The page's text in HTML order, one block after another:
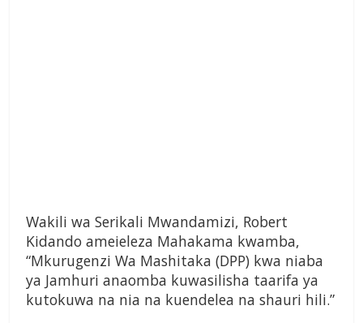
Wakili wa Serikali Mwandamizi, Robert
Kidando ameieleza Mahakama kwamba,
“Mkurugenzi Wa Mashitaka (DPP) kwa niaba
ya Jamhuri anaomba kuwasilisha taarifa ya
kutokuwa na nia na kuendelea na shauri hili.”